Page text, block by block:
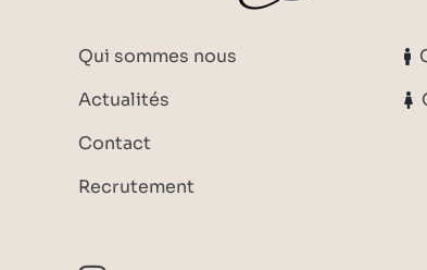
Qui sommes nous
Actualités
Contact
Recrutement